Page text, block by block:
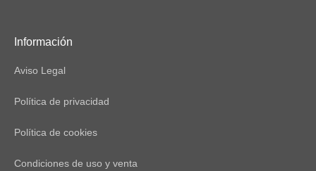
Información
Aviso Legal
Política de privacidad
Política de cookies
Condiciones de uso y venta